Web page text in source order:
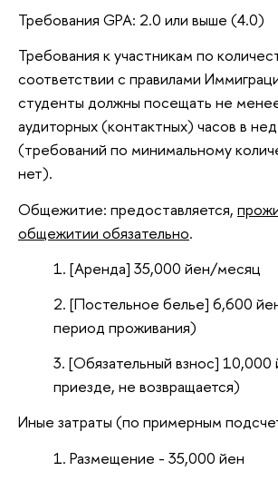
Требования GPA: 2.0 или выше (4.0)
Требования к участникам по
соответствии с правилами
студенты должны посещать не
аудиторных (контактных) часов в
(требований по минимальному
нет).
Общежитие: предоставляется,
общежитии обязательно.
[Аренда] 35,000 йен/месяц
[Постельное белье] 6,600
период проживания)
[Обязательный взнос] 10,000
приезде, не возвращается)
Иные затраты (по примерным
Размещение - 35,000 йен